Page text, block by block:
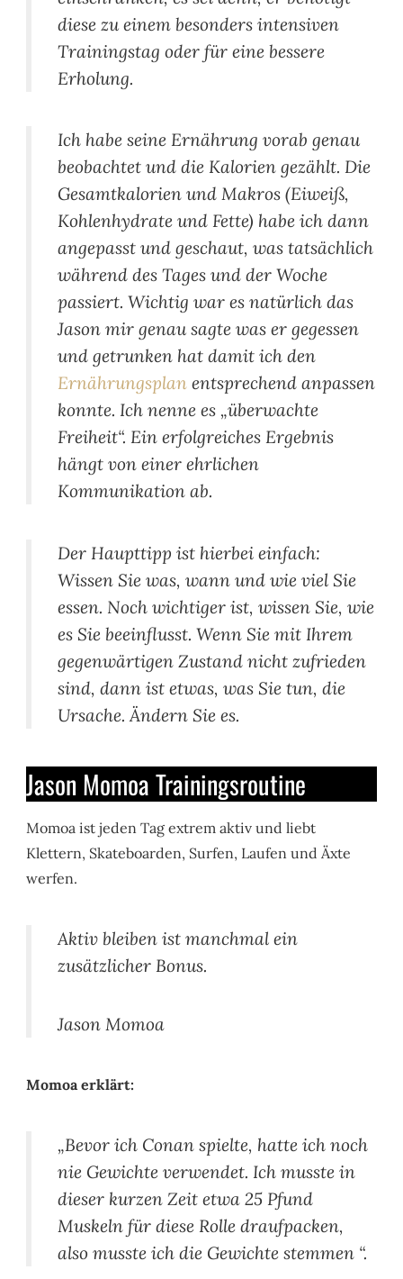
diese zu einem besonders intensiven
Trainingstag oder für eine bessere
Erholung.
Ich habe seine Ernährung vorab genau
beobachtet und die Kalorien gezählt. Die
Gesamtkalorien und Makros (Eiweiß,
Kohlenhydrate und Fette) habe ich dann
angepasst und geschaut, was tatsächlich
während des Tages und der Woche
passiert. Wichtig war es natürlich das
Jason mir genau sagte was er gegessen
und getrunken hat damit ich den
Ernährungsplanentsprechend anpassen
konnte. Ich nenne es „überwachte
Freiheit“. Ein erfolgreiches Ergebnis
hängt von einer ehrlichen
Kommunikation ab.
Der Haupttipp ist hierbei einfach:
Wissen Sie was, wann und wie viel Sie
essen. Noch wichtiger ist, wissen Sie, wie
es Sie beeinflusst. Wenn Sie mit Ihrem
gegenwärtigen Zustand nicht zufrieden
sind, dann ist etwas, was Sie tun, die
Ursache. Ändern Sie es.
Jason Momoa Trainingsroutine
Momoa ist jeden Tag extrem aktiv und liebt
Klettern, Skateboarden, Surfen, Laufen und Äxte
werfen.
Aktiv bleiben ist manchmal ein
zusätzlicher Bonus.
Jason Momoa
Momoa erklärt:
„Bevor ich Conan spielte, hatte ich noch
nie Gewichte verwendet. Ich musste in
dieser kurzen Zeit etwa 25 Pfund
Muskeln für diese Rolle draufpacken,
also musste ich die Gewichte stemmen “.